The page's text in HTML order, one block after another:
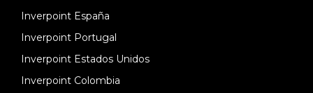
Inverpoint España
Inverpoint Portugal
Inverpoint Estados Unidos
Inverpoint Colombia